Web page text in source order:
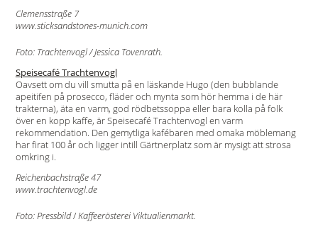
Clemensstraße 7
www.sticksandstones-munich.com
Foto: Trachtenvogl / Jessica Tovenrath.
Speisecafé Trachtenvogl
Oavsett om du vill smutta på en läskande Hugo (den bubblande
apeitifen på prosecco, fläder och mynta som hör hemma i de här
trakterna), äta en varm, god rödbetssoppa eller bara kolla på folk
över en kopp kaffe, är Speisecafé Trachtenvogl en varm
rekommendation. Den gemytliga kafébaren med omaka möblemang
har firat 100 år och ligger intill Gärtnerplatz som är mysigt att strosa
omkring i.
Reichenbachstraße 47
www.trachtenvogl.de
Foto: Pressbild/Kaffeerösterei Viktualienmarkt.